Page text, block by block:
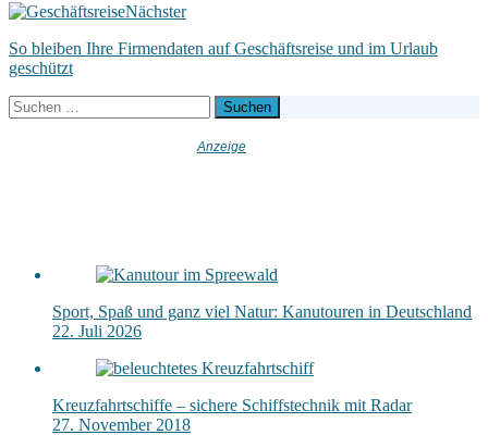
Nächster
So bleiben Ihre Firmendaten auf Geschäftsreise und im Urlaub
geschützt
Suchen
nach:
Sport, Spaß und ganz viel Natur: Kanutouren in Deutschland
22. Juli 2026
Kreuzfahrtschiffe – sichere Schiffstechnik mit Radar
27. November 2018